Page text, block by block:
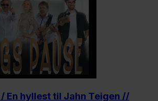
/ En hyllest til Jahn Teigen //